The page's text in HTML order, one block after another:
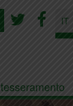
IT
tesseramento